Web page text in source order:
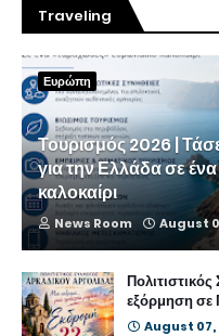
Traveling
Ευρώπη
Τουρισμός 2026 |
για την Ελλάδα σε
καλοκαίρι
News Room August
εξόρμηση σε
August 07,